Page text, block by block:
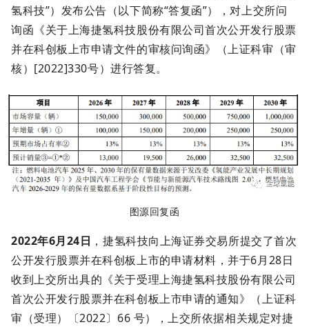
氢科技”）发布公告（以下简称“答复函”），对上交所问
询函《关于上海捷氢科技股份有限公司首次公开发行股票
并在科创板上市申请文件的审核问询函》（上证科审（审
核）[2022]330号）进行答复。
图源回复函
2022年6月24日 ，捷氢科技向上海证券交易所提交了首次
公开发行股票并在科创板上市的申请材料，并于6月28日
收到上交所出具的《关于受理上海捷氢科技股份有限公司
首次公开发行股票并在科创板上市申请的通知》（上证科
审（受理）〔2022〕66 号），上交所依据相关规定对捷